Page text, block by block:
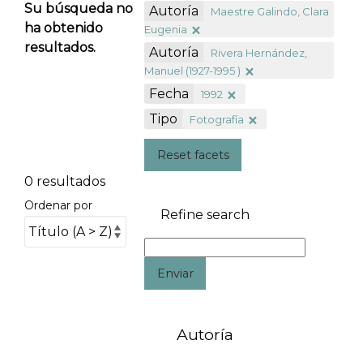
Su búsqueda no
ha obtenido
resultados.
0 resultados
Ordenar por
Autoría
Maestre Galindo, Clara
Eugenia
Autoría
Rivera Hernández,
Manuel (1927-1995 )
Fecha 1992
Tipo Fotografía
Reset facets
Refine search
Enviar
Autoría